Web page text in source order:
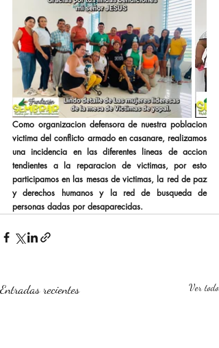
Como organizacion defensora de nuestra poblacion
victima del conflicto armado en casanare, realizamos
una incidencia en las diferentes lineas de accion
tendientes a la reparacion de victimas, por esto
participamos en las mesas de victimas, la red de paz
y derechos humanos y la red de busqueda de
personas dadas por desaparecidas.
Entradas recientes Ver todo